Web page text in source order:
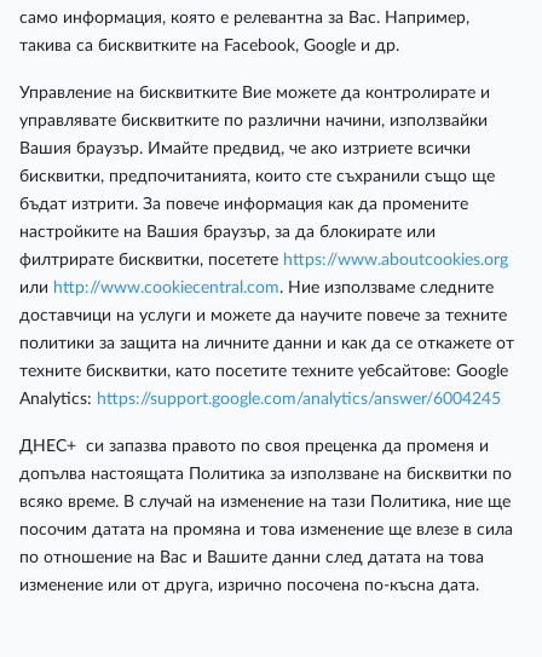
само информация, която е релевантна за Вас. Например,
такива са бисквитките на Facebook, Google и др.
Управление на бисквитките Вие можете да контролирате и
управлявате бисквитките по различни начини, използвайки
Вашия браузър. Имайте предвид, че ако изтриете всички
бисквитки, предпочитанията, които сте съхранили също ще
бъдат изтрити. За повече информация как да промените
настройките на Вашия браузър, за да блокирате или
филтрирате бисквитки, посетете https://www.aboutcookies.org
или http://www.cookiecentral.com. Ние използваме следните
доставчици на услуги и можете да научите повече за техните
политики за защита на личните данни и как да се откажете от
техните бисквитки, като посетите техните уебсайтове: Google
Analytics: https://support.google.com/analytics/answer/6004245
ДНЕС+ си запазва правото по своя преценка да променя и
допълва настоящата Политика за използване на бисквитки по
всяко време. В случай на изменение на тази Политика, ние ще
посочим датата на промяна и това изменение ще влезе в сила
по отношение на Вас и Вашите данни след датата на това
изменение или от друга, изрично посочена по-късна дата.